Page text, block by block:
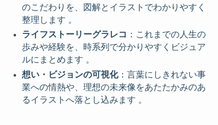
のこだわりを、図解とイラストでわかりやすく
整理します 。
ライフストーリーグラレコ ：これまでの人生の
歩みや経験を、時系列で分かりやすくビジュア
ルにまとめます 。
想い・ビジョンの可視化：言葉にしきれない事
業への情熱や、理想の未来像をあたたかみのあ
るイラストへ落とし込みます 。